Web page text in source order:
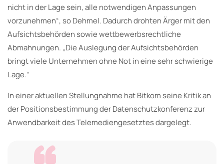
nicht in der Lage sein, alle notwendigen Anpassungen
vorzunehmen“, so Dehmel. Dadurch drohten Ärger mit den
Aufsichtsbehörden sowie wettbewerbsrechtliche
Abmahnungen. „Die Auslegung der Aufsichtsbehörden
bringt viele Unternehmen ohne Not in eine sehr schwierige
Lage.“
In einer aktuellen Stellungnahme hat Bitkom seine Kritik an
der Positionsbestimmung der Datenschutzkonferenz zur
Anwendbarkeit des Telemediengesetztes dargelegt.